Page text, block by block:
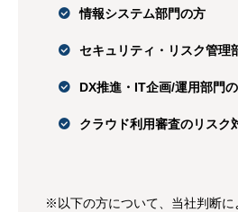
情報システム部門の方
セキュリティ・リスク管理
DX推進・IT企画/運用部門
クラウド利用審査のリスク
※以下の方について、当社判断に